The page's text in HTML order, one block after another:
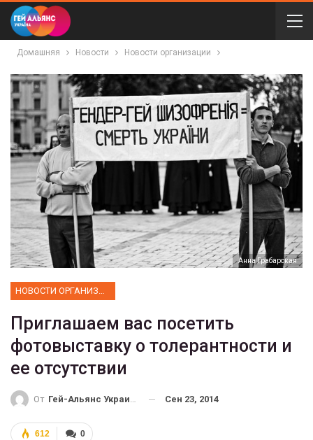
Домашняя Новости Новости организации
Анна Грабарская
Приглашаем вас посетить
фотовыставку о толерантности и
ее отсутствии
От Гей-Альянс Украина Сен 23, 2014
0
612